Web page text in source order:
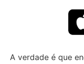
A verdade é que